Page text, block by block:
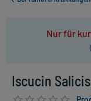
Nur für
Iscucin